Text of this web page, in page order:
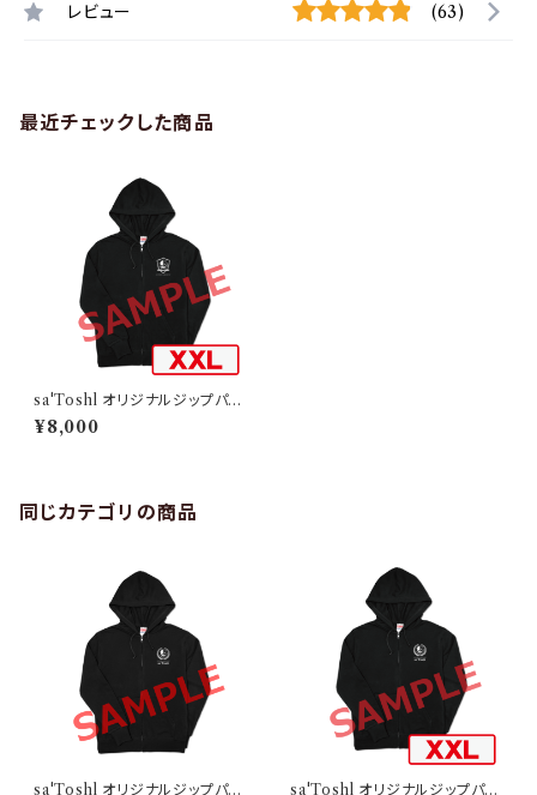
レビュー (63)
最近チェックした商品
sa'Toshl オリジナルジップパー
カー TYPE-C-XXL
¥8,000
同じカテゴリの商品
sa'Toshl オリジナルジップパー
sa'Toshl オリジナルジップパー